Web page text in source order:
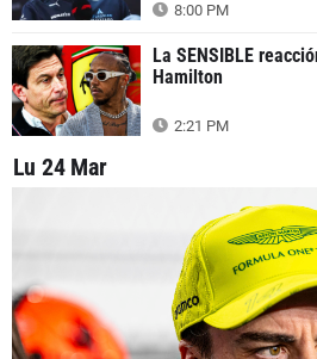
8:00 PM
La SENSIBLE
Hamilton
2:21 PM
Lu 24 Mar